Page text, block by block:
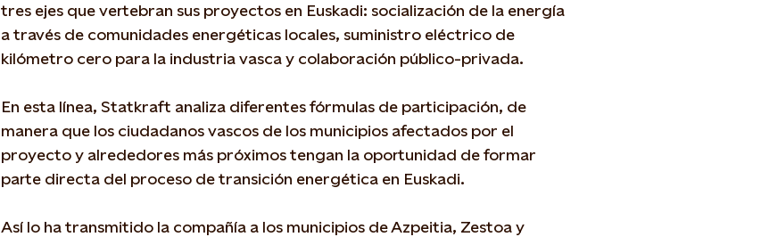
tres ejes que vertebran sus proyectos en Euskadi: socialización de la energía
a través de comunidades energéticas locales, suministro eléctrico de
kilómetro cero para la industria vasca y colaboración público-privada.
En esta línea, Statkraft analiza diferentes fórmulas de participación, de
manera que los ciudadanos vascos de los municipios afectados por el
proyecto y alrededores más próximos tengan la oportunidad de formar
parte directa del proceso de transición energética en Euskadi.
Así lo ha transmitido la compañía a los municipios de Azpeitia, Zestoa y